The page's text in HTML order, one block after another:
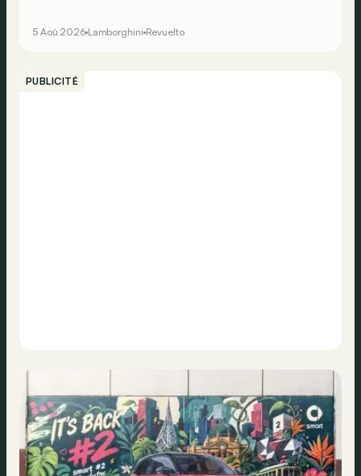
5 Aoû 2026 Lamborghini Revuelto
PUBLICITÉ